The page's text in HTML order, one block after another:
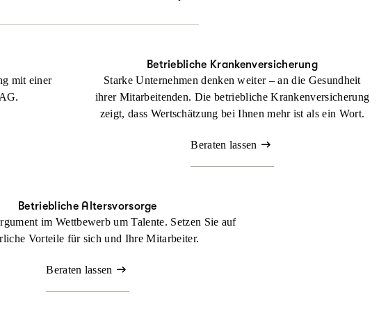
mit einer
Betriebliche Krankenversicherung
Starke Unternehmen denken weiter – an die Gesundheit
ihrer Mitarbeitenden. Die betriebliche Krankenversicherung
zeigt, dass Wertschätzung bei Ihnen mehr ist als ein Wort.
Beraten lassen
Betriebliche Altersvorsorge
im Wettbewerb um Talente. Setzen Sie auf
Vorteile für sich und Ihre Mitarbeiter.
Beraten lassen